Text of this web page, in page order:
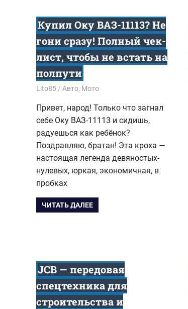
Купил Оку ВАЗ-11113? Не
гони сразу! Полный чек-
лист, чтобы не встать на
полпути
12.02.2026
Lito85 Авто, Мото
Привет, народ! Только что загнал
себе Оку ВАЗ-11113 и сидишь,
радуешься как ребёнок?
Поздравляю, братан! Эта кроха —
настоящая легенда девяностых-
нулевых, юркая, экономичная, в
пробках
ЧИТАТЬ ДАЛЕЕ
JCB — передовая
спецтехника для
строительства и